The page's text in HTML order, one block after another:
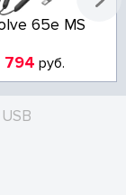
65e MS
794 руб.
USB